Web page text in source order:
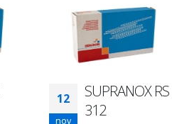
12
nov
SUPRANOX RS
312